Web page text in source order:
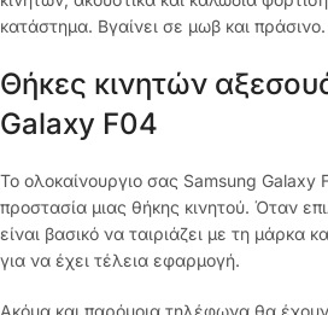
κατάστημα. Βγαίνει σε μωβ και πράσινο.
Θήκες κινητών
Galaxy F04
Το ολοκαίνουργιο σας Samsung Galaxy
προστασία μιας θήκης κινητού. Όταν
είναι βασικό να ταιριάζει με τη μάρκα
για να έχει τέλεια εφαρμογή.
Ακόμα και παρόμοια τηλέφωνα θα